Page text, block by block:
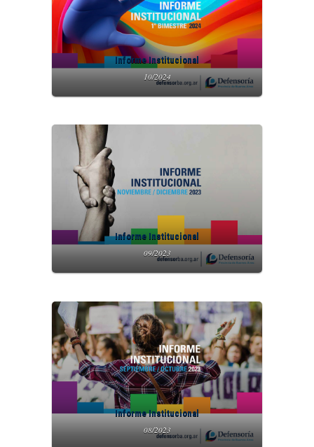
Informe Institucional
10/2024
Informe Institucional
09/2023
Informe Institucional
08/2023